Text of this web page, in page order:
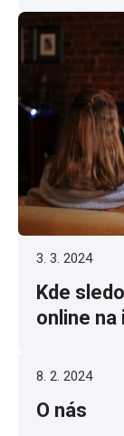
3. 3. 2024
Kde
online
8. 2. 2024
O nás